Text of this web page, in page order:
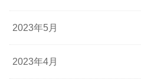
2023年5月
2023年4月